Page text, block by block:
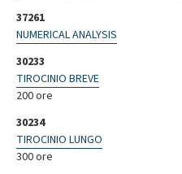
37261
NUMERICAL ANALYSIS
30233
TIROCINIO BREVE
200 ore
30234
TIROCINIO LUNGO
300 ore